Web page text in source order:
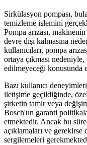
Sirkülasyon pompası,
temizleme işlemini
Pompa arızası,
devre dışı kalmasına
kullanıcıları, pompa
ortaya çıkması
edilmeyeceği konusunda
Bazı kullanıcı
iletişime geçildiğinde,
şirketin tamir veya
Bosch'un garanti
etmektedir. Ancak bu
açıklamaları ve gerekirse
sergilemeleri